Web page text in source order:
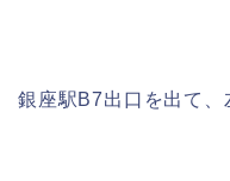
銀座駅B7出口を出て、